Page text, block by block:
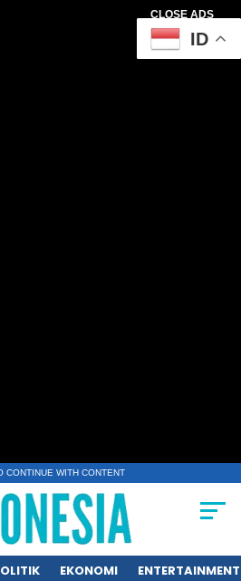
CLOSE ADS
CONTINUE WITH CONTENT
EKONOMI ENTERTAINMENT
ID